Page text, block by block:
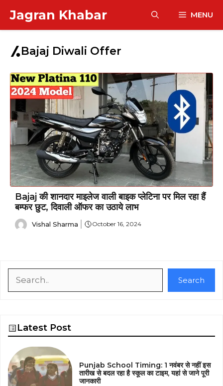
content
Jagran Khabar MENU
Bajaj Diwali Offer
Bajaj की शानदार माइलेज वाली बाइक प्लेटिना पर मिल रहा हैं
बम्फर छुट, दिवाली ऑफर का उठाये लाभ
Vishal Sharma October 16, 2024
Search
Latest Post
Punjab School Timing: 1 नवंबर से नहीं इस
तारीख से बदल रहा है स्कूल का टाइम, यहां से जाने पूरी
जानकारी